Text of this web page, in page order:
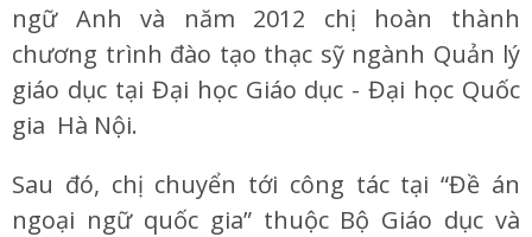
ngữ Anh và năm 2012 chị hoàn thành
chương trình đào tạo thạc sỹ ngành Quản lý
giáo dục tại Đại học Giáo dục - Đại học Quốc
gia Hà Nội.
Sau đó, chị chuyển tới công tác tại “Đề án
ngoại ngữ quốc gia” thuộc Bộ Giáo dục và